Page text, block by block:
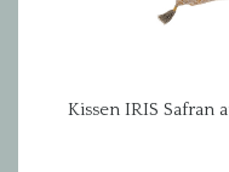
Kissen IRIS Safran